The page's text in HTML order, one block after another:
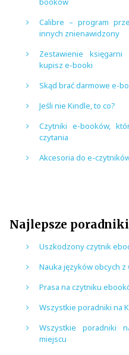
Calibre – program
innych znienawidzony
Zestawienie
kupisz e-booki
Skąd brać darmowe e-
Jeśli nie Kindle, to co?
Czytniki e-booków,
czytania
Akcesoria do e-
Najlepsze poradniki
Uszkodzony czytnik
Nauka języków obcych
Prasa na czytniku
Wszystkie poradniki na
Wszystkie poradniki
miejscu